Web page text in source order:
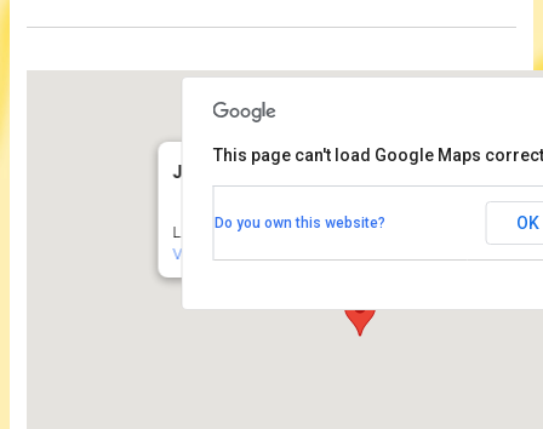
JugendKulturZentrum Pumpe Tiergarten
Lützowstr. 42 - Berlin
Veranstaltungen
This page can't load Google Maps
Do you own this website? OK